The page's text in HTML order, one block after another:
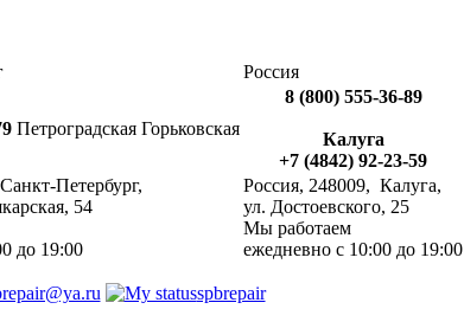
Россия
Петроградская Горьковская
8 (800) 555-36-89
Калуга
+7 (4842) 92-23-59
Санкт-Петербург,
54
до 19:00
Россия, 248009, ‎ Калуга,
ул. Достоевского, 25
Мы работаем
ежедневно с 10:00 до 19:00
spbrepair